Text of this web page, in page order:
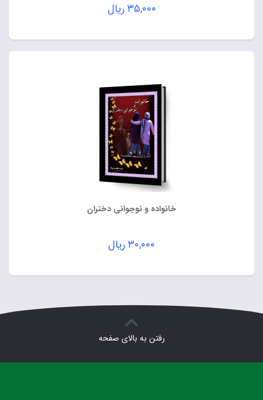
۳۵,۰۰۰ریال
خانواده و نوجوانی دختران
۳۰,۰۰۰ریال
رفتن به بالای صفحه